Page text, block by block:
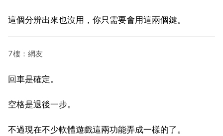
這個分辨出來也沒用，你只需要會用這兩個鍵。
7樓：網友
回車是確定。
空格是退後一步。
不過現在不少軟體遊戲這兩功能弄成一樣的了。